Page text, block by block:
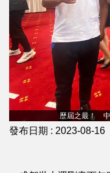
歷屆之最！ 中
發布日期 : 2023-08-16